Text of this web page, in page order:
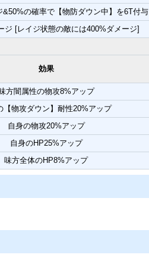
の確率で【物防ダウン中】を6T付与
ジ [レイジ状態の敵には400%ダメージ]
効果
方闇属性の物攻8%アップ
【物攻ダウン】耐性20%アップ
自身の物攻20%アップ
自身のHP25%アップ
味方全体のHP8%アップ